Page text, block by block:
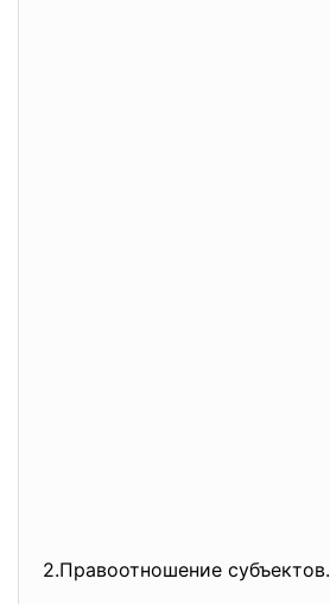
2.Правоотношение субъектов.